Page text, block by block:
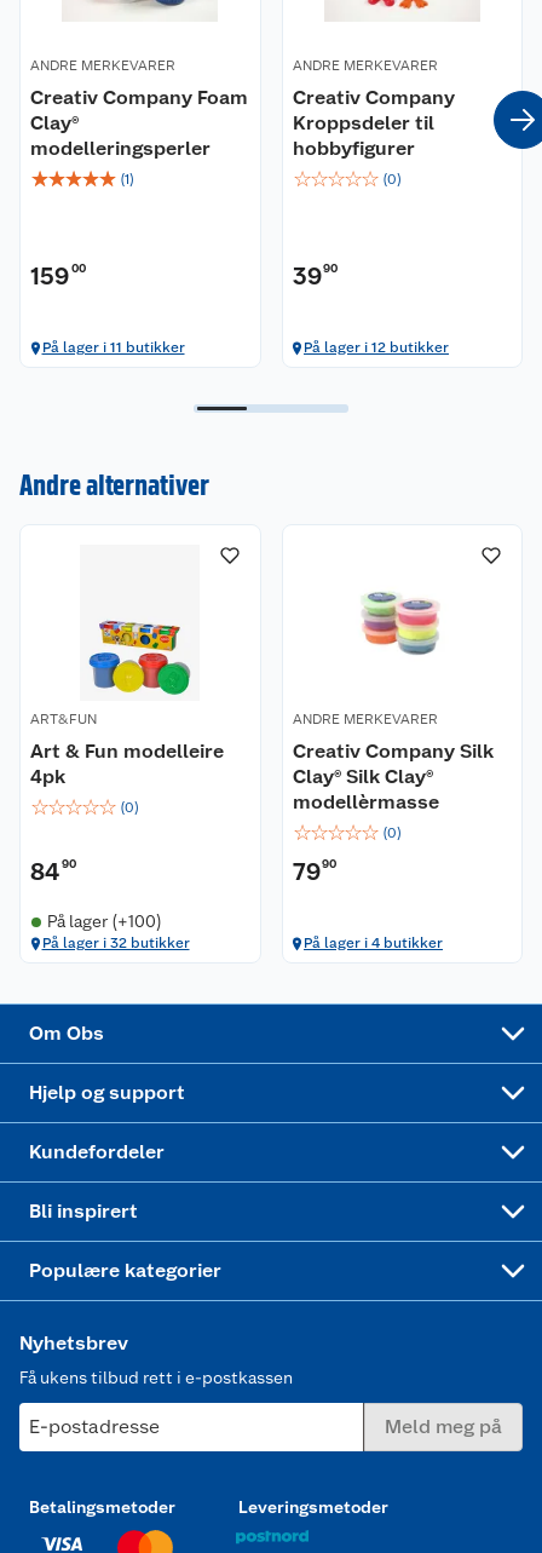
ANDRE MERKEVARER
Creativ Company Foam
Clay®
modelleringsperler
☆☆☆☆☆ (1)
15900
På lager i 11 butikker
ANDRE MERKEVARER
Creativ Company
Kroppsdeler til
hobbyfigurer
☆☆☆☆☆ (0)
3990
På lager i 12 butikker
Andre alternativer
ART&FUN
Art & Fun modelleire
4pk
☆☆☆☆☆ (0)
8490
På lager (+100)
På lager i 32 butikker
ANDRE MERKEVARER
Creativ Company Silk
Clay® Silk Clay®
modellèrmasse
☆☆☆☆☆ (0)
7990
På lager i 4 butikker
Om Obs
Nyheter
Coop kjeder
Ledige stillinger
Bærekraft
Virksomheten
Hjelp og support
Angre- og returrett
Betalingsalternativer
Leveringsalternativer
Pakkesporing
Kundefordeler
Åpent kjøp
Coop medlem
Matvaregaranti
Bli inspirert
Alt til grillsesongen
Populære kategorier
Sykler og sykkelutstyr
Nyhetsbrev
Få ukens tilbud rett i e-postkassen
E-postadresse Meld meg på
Betalingsmetoder Leveringsmetoder